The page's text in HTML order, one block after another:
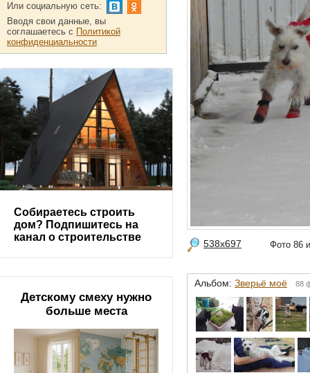
538x697 Фото
Альбом: Зверьё моё 88
Или социальную сеть:
Вводя свои данные, вы
соглашаетесь с Политикой
конфиденциальности
Собираетесь строить
дом? Подпишитесь на
канал о строительстве
Детскому смеху нужно
больше места